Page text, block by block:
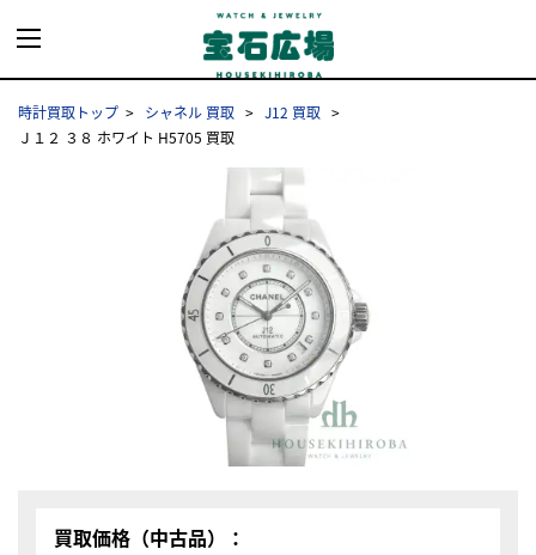
時計買取トップ シャネル 買取
J12 買取
Ｊ１２ ３８ ホワイト H5705 買取
買取価格（中古品）：